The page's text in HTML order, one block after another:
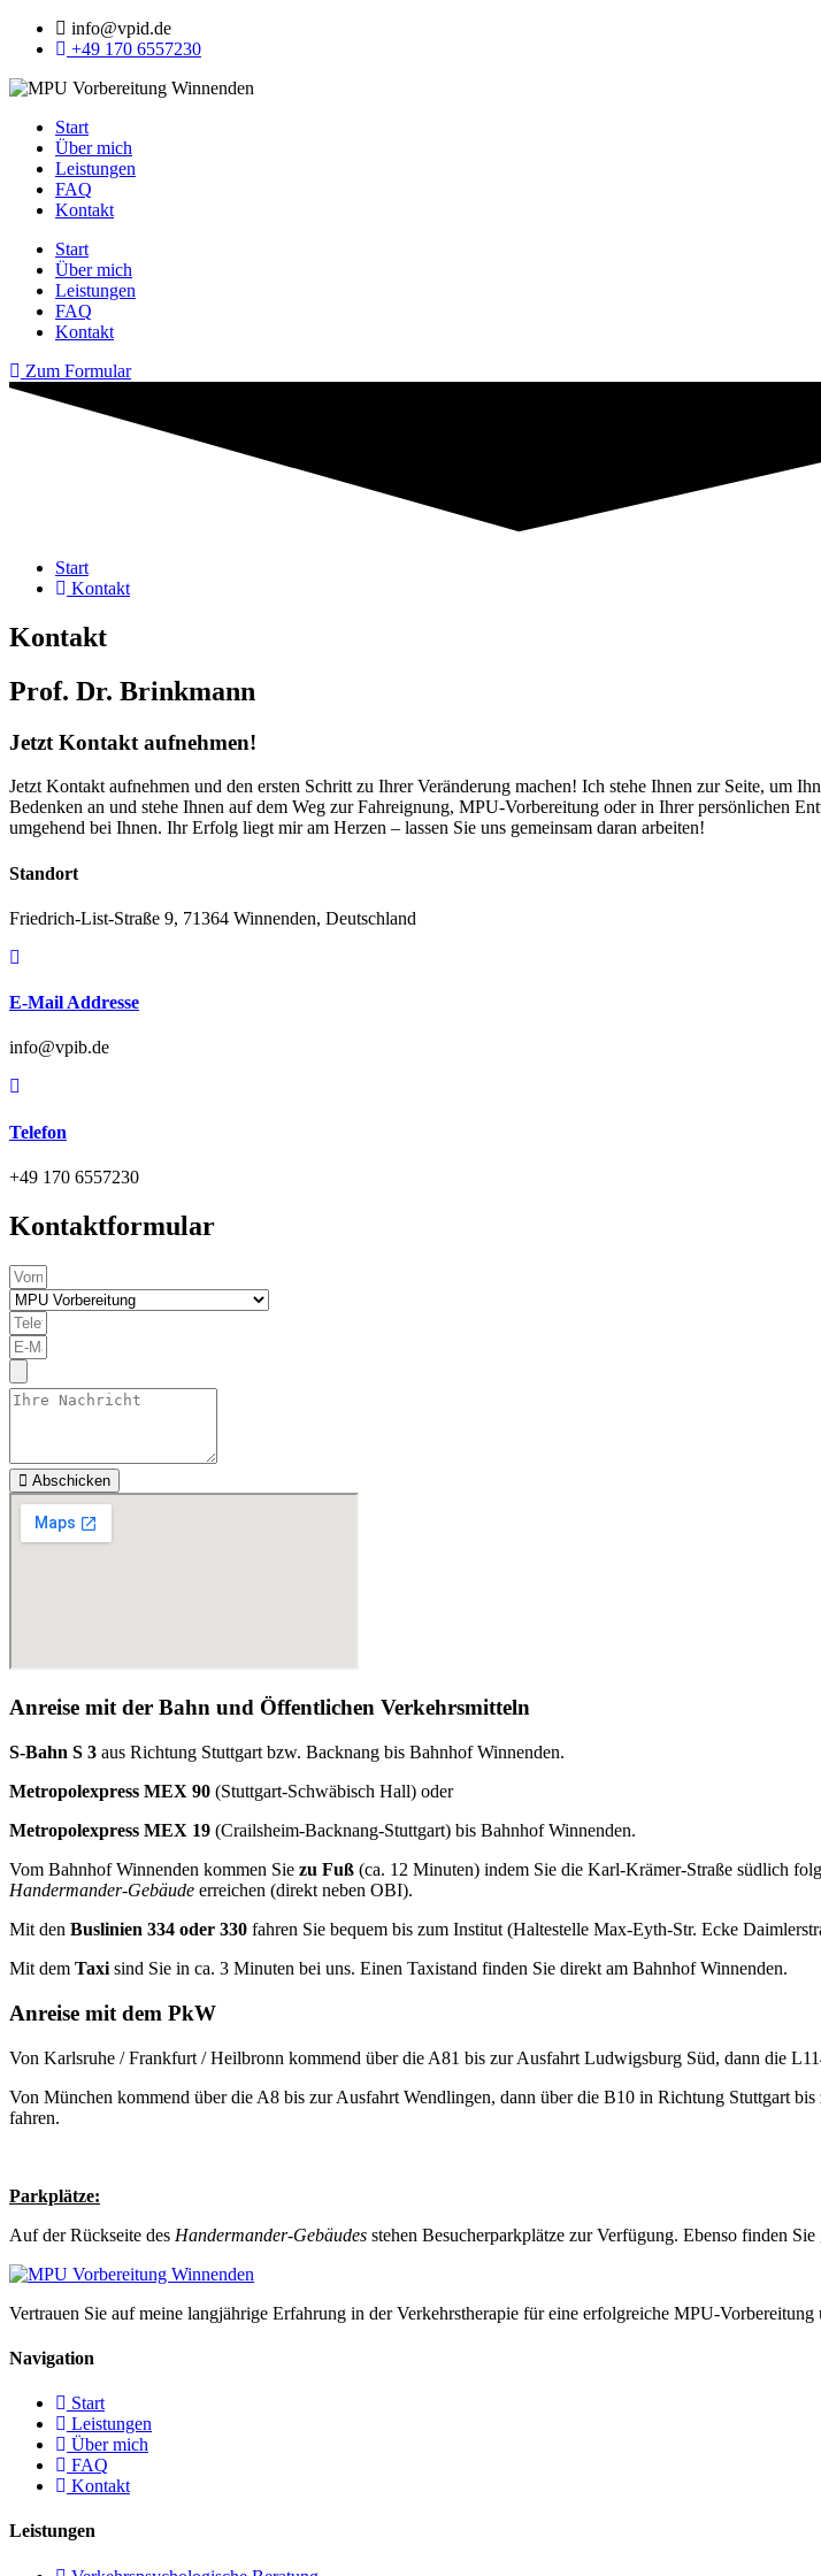
info@vpid.de
+49 170 6557230
Start
Über mich
Leistungen
FAQ
Kontakt
Start
Über mich
Leistungen
FAQ
Kontakt
Zum Formular
Start
Kontakt
Kontakt
Prof. Dr. Brinkmann
Jetzt Kontakt aufnehmen!
Jetzt Kontakt aufnehmen und den ersten Schritt zu Ihrer Veränderung machen! Ich stehe Ihnen zur Seite, um
Bedenken an und stehe Ihnen auf dem Weg zur Fahreignung, MPU-Vorbereitung oder in Ihrer persönlichen
umgehend bei Ihnen. Ihr Erfolg liegt mir am Herzen – lassen Sie uns gemeinsam daran arbeiten!
Standort
Friedrich-List-Straße 9, 71364 Winnenden, Deutschland
E-Mail Addresse
info@vpib.de
Telefon
+49 170 6557230
Kontaktformular
Abschicken
Anreise mit der Bahn und Öffentlichen Verkehrsmitteln
S-Bahn S 3 aus Richtung Stuttgart bzw. Backnang bis Bahnhof Winnenden.
Metropolexpress MEX 90 (Stuttgart-Schwäbisch Hall) oder
Metropolexpress MEX 19 (Crailsheim-Backnang-Stuttgart) bis Bahnhof Winnenden.
Vom Bahnhof Winnenden kommen Sie zu Fuß (ca. 12 Minuten) indem Sie die Karl-Krämer-Straße südlich
Handermander-Gebäude erreichen (direkt neben OBI).
Mit den Buslinien 334 oder 330 fahren Sie bequem bis zum Institut (Haltestelle Max-Eyth-Str. Ecke
Mit dem Taxi sind Sie in ca. 3 Minuten bei uns. Einen Taxistand finden Sie direkt am Bahnhof Winnenden.
Anreise mit dem PkW
Von Karlsruhe / Frankfurt / Heilbronn kommend über die A81 bis zur Ausfahrt Ludwigsburg Süd, dann die
Von München kommend über die A8 bis zur Ausfahrt Wendlingen, dann über die B10 in Richtung Stuttgart
fahren.
Parkplätze:
Auf der Rückseite des Handermander-Gebäudes stehen Besucherparkplätze zur Verfügung. Ebenso finden
Vertrauen Sie auf meine langjährige Erfahrung in der Verkehrstherapie für eine erfolgreiche MPU-
Navigation
Start
Leistungen
Über mich
FAQ
Kontakt
Leistungen